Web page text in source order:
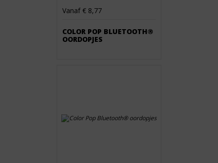
Vanaf € 8,77
COLOR POP BLUETOOTH®
OORDOPJES